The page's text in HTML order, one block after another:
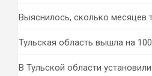
Выяснилось, сколько месяцев
Тульская область вышла на
В Тульской области